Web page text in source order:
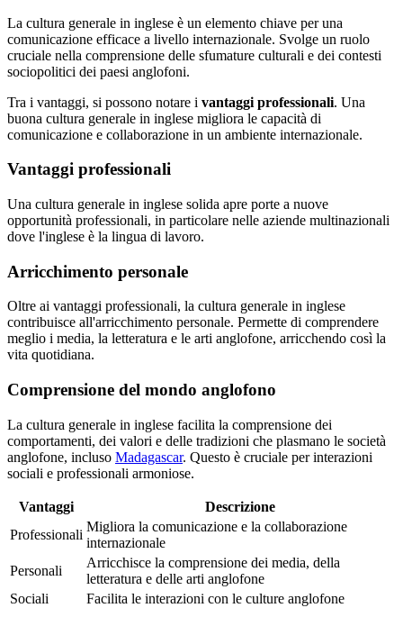
La cultura generale in inglese è un elemento chiave per una
comunicazione efficace a livello internazionale. Svolge un ruolo
cruciale nella comprensione delle sfumature culturali e dei contesti
sociopolitici dei paesi anglofoni.
Tra i vantaggi, si possono notare i vantaggi professionali. Una
buona cultura generale in inglese migliora le capacità di
comunicazione e collaborazione in un ambiente internazionale.
Vantaggi professionali
Una cultura generale in inglese solida apre porte a nuove
opportunità professionali, in particolare nelle aziende multinazionali
dove l'inglese è la lingua di lavoro.
Arricchimento personale
Oltre ai vantaggi professionali, la cultura generale in inglese
contribuisce all'arricchimento personale. Permette di comprendere
meglio i media, la letteratura e le arti anglofone, arricchendo così la
vita quotidiana.
Comprensione del mondo anglofono
La cultura generale in inglese facilita la comprensione dei
comportamenti, dei valori e delle tradizioni che plasmano le società
anglofone, incluso Madagascar. Questo è cruciale per interazioni
sociali e professionali armoniose.
Vantaggi
Descrizione
Professionali
Migliora la comunicazione e la collaborazione
internazionale
Personali
Arricchisce la comprensione dei media, della
letteratura e delle arti anglofone
Sociali
Facilita le interazioni con le culture anglofone